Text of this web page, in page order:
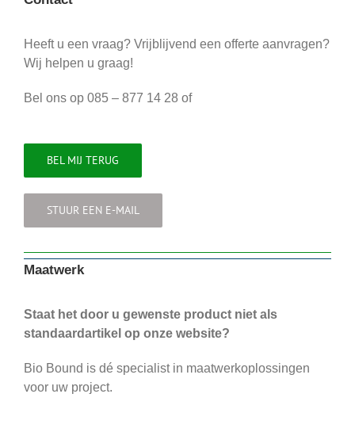
Heeft u een vraag? Vrijblijvend een offerte aanvragen?
Wij helpen u graag!
Bel ons op 085 – 877 14 28 of
BEL MIJ TERUG
STUUR EEN E-MAIL
Maatwerk
Staat het door u gewenste product niet als
standaardartikel op onze website?
Bio Bound is dé specialist in maatwerkoplossingen
voor uw project.